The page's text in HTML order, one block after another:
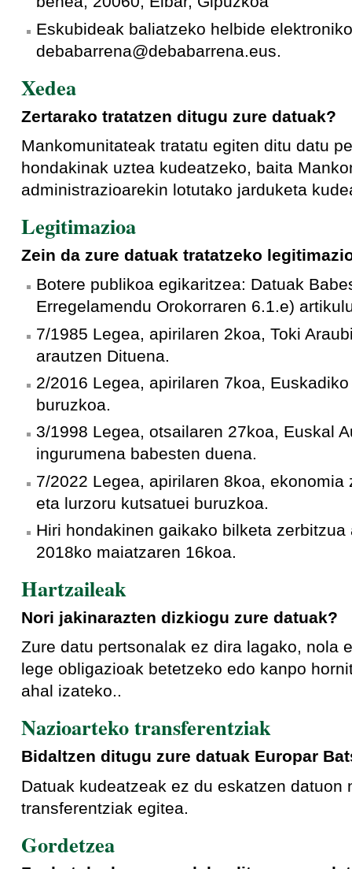
Eskubideak baliatzeko helbide
debabarrena@debabarrena.eus.
Xedea
Zertarako tratatzen ditugu zure datuak?
Mankomunitateak tratatu egiten ditu datu
hondakinak uztea kudeatzeko, baita
administrazioarekin lotutako jarduketa
Legitimazioa
Zein da zure datuak tratatzeko
Botere publikoa egikaritzea: Datuak
Erregelamendu Orokorraren 6.1.e)
7/1985 Legea, apirilaren 2koa, Toki
arautzen Dituena.
2/2016 Legea, apirilaren 7koa,
buruzkoa.
3/1998 Legea, otsailaren 27koa, Euskal
ingurumena babesten duena.
7/2022 Legea, apirilaren 8koa,
eta lurzoru kutsatuei buruzkoa.
Hiri hondakinen gaikako bilketa
2018ko maiatzaren 16koa.
Hartzaileak
Nori jakinarazten dizkiogu zure datuak?
Zure datu pertsonalak ez dira lagako, nola
lege obligazioak betetzeko edo kanpo
ahal izateko..
Nazioarteko transferentziak
Bidaltzen ditugu zure datuak Europar
Datuak kudeatzeak ez du eskatzen datuon
transferentziak egitea.
Gordetzea